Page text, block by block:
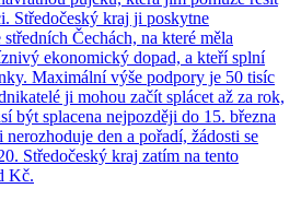
Středočeský kraj ji poskytne
Čechách, na které měla
ekonomický dopad, a kteří splní
Maximální výše podpory je 50 tisíc
ji mohou začít splácet až za rok,
být splacena nejpozději do 15. března
den a pořadí, žádosti se
Středočeský kraj zatím na tento
Kč.